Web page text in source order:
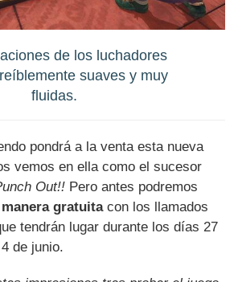
de los luchadores
suaves y muy
fluidas.
pondrá a la venta esta nueva
vemos en ella como el sucesor
Out!! Pero antes podremos
gratuitacon los llamados
tendrán lugar durante los días 27
de junio.